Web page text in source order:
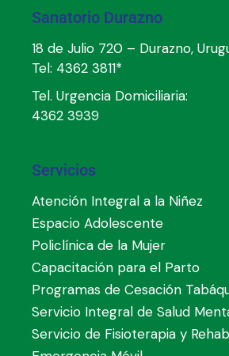
Sanatorio Durazno
18 de Julio 720 – Durazno,
Tel: 4362 3811*
Tel. Urgencia Domiciliaria:
4362 3939
Servicios
Atención Integral a la Niñez
Espacio Adolescente
Policlínica de la Mujer
Capacitación para el Parto
Programas de Cesación
Servicio Integral de Salud
Servicio de Fisioterapia y